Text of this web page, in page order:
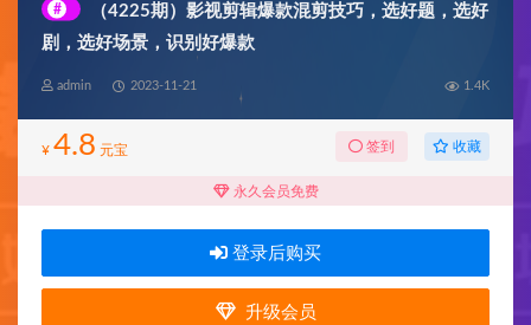
#
（4225期）影视剪辑爆款混剪技巧，选好题，选好
剧，选好场景，识别好爆款
admin 2023-11-21 1.4K
¥ 4.8 元宝 签到 收藏
永久会员免费
登录后购买
升级会员